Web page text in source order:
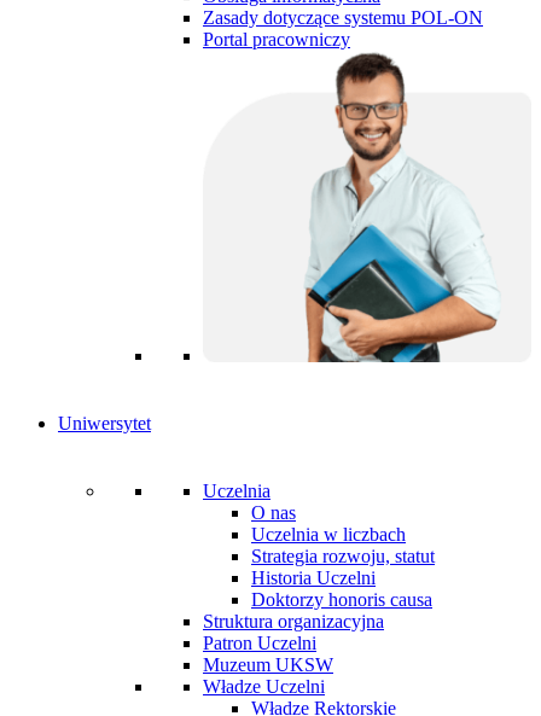
Zasady dotyczące systemu POL-ON
Portal pracowniczy
Uniwersytet
Uczelnia
O nas
Uczelnia w liczbach
Strategia rozwoju, statut
Historia Uczelni
Doktorzy honoris causa
Struktura organizacyjna
Patron Uczelni
Muzeum UKSW
Władze Uczelni
Władze Rektorskie